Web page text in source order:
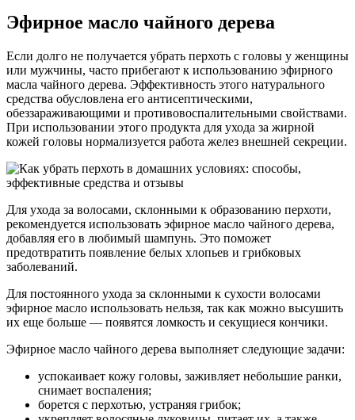
Эфирное масло чайного дерева
Если долго не получается убрать перхоть с головы у женщины
или мужчины, часто прибегают к использованию эфирного
масла чайного дерева. Эффективность этого натурального
средства обусловлена его антисептическими,
обеззараживающими и противовоспалительными свойствами.
При использовании этого продукта для ухода за жирной
кожей головы нормализуется работа желез внешней секреции.
Для ухода за волосами, склонными к образованию перхоти,
рекомендуется использовать эфирное масло чайного дерева,
добавляя его в любимый шампунь. Это поможет
предотвратить появление белых хлопьев и грибковых
заболеваний.
Для постоянного ухода за склонными к сухости волосами
эфирное масло использовать нельзя, так как можно высушить
их еще больше — появятся ломкость и секущиеся кончики.
Эфирное масло чайного дерева выполняет следующие задачи:
успокаивает кожу головы, заживляет небольшие ранки,
снимает воспаления;
борется с перхотью, устраняя грибок;